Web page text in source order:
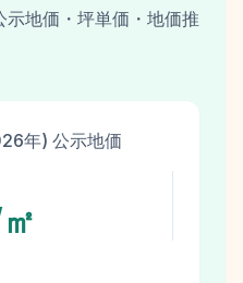
示地価 ・坪単価・地価推
年) 公示地価